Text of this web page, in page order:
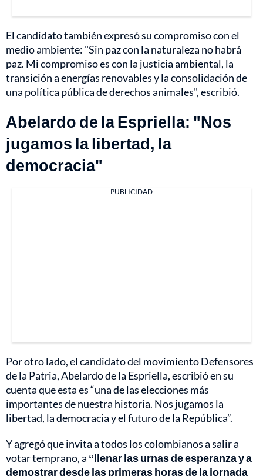
El candidato también expresó su compromiso con el
medio ambiente: "Sin paz con la naturaleza no habrá
paz. Mi compromiso es con la justicia ambiental, la
transición a energías renovables y la consolidación de
una política pública de derechos animales", escribió.
Abelardo de la Espriella: "Nos
jugamos la libertad, la
democracia"
PUBLICIDAD
Por otro lado, el candidato del movimiento Defensores
de la Patria, Abelardo de la Espriella, escribió en su
cuenta que esta es “una de las elecciones más
importantes de nuestra historia. Nos jugamos la
libertad, la democracia y el futuro de la República”.
Y agregó que invita a todos los colombianos a salir a
votar temprano, a “llenar las urnas de esperanza y a
demostrar desde las primeras horas de la jornada